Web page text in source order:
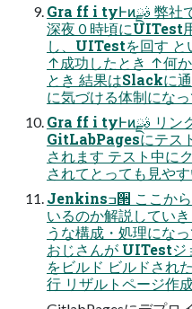
Gra ff i tyͰͷࣄྫ 弊社ではJenkinsを使用して毎日
深夜０時頃にUITest
し、UITestを回す と
↑成功したとき ↑何
とき 結果はSlackに
に気づける体制になっ
Gra ff i tyͰͷࣄྫ リンクをクリックすると
GitLabPagesにテス
されます テスト中に
されてとっても見やす
Jenkinsߏ੒ ここからは実際にどういう実装をして
いるのか解説してい
うな構成・処理にな
おじさんが UITestジ
をビルド ビルドさ
行 リザルトページ作